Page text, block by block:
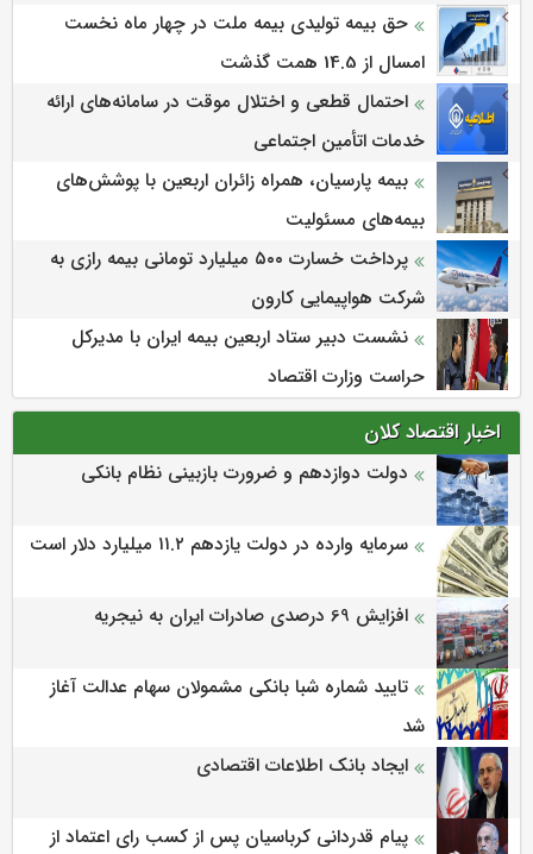
حق بیمه تولیدی بیمه ملت در چهار ماه نخست
امسال از 14.5 همت گذشت
احتمال قطعی و اختلال موقت در سامانه‌های ارائه
خدمات اتأمین اجتماعی
بیمه پارسیان، همراه زائران اربعین با پوشش‌های
بیمه‌های مسئولیت
پرداخت خسارت ۵۰۰ میلیارد تومانی بیمه رازی به
شرکت هواپیمایی کارون
نشست دبیر ستاد اربعین بیمه ایران با مدیرکل
حراست وزارت اقتصاد
اخبار اقتصاد کلان
دولت دوازدهم و ضرورت بازبینی نظام بانکی
سرمایه وارده در دولت یازدهم ۱۱.۲ میلیارد دلار است
افزایش 69 درصدی صادرات ایران به نیجریه
تایید شماره شبا بانکی مشمولان سهام عدالت آغاز
شد
ایجاد بانک اطلاعات اقتصادی
پیام قدردانی کرباسیان پس از کسب رای اعتماد از